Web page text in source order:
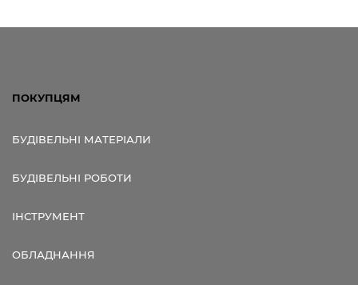
ПОКУПЦЯМ
БУДІВЕЛЬНІ МАТЕРІАЛИ
БУДІВЕЛЬНІ РОБОТИ
ІНСТРУМЕНТ
ОБЛАДНАННЯ